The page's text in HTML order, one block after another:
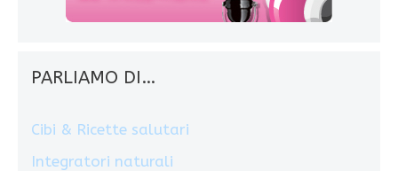
PARLIAMO DI…
Cibi & Ricette salutari
Integratori naturali